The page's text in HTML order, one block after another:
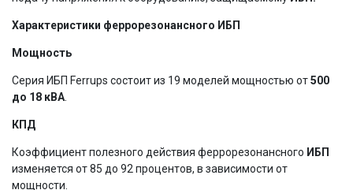
Характеристики феррорезонансного ИБП
Мощность
Серия ИБП Ferrups состоит из 19 моделей мощностью от500
до 18 кВА
КПД
Коэффициент полезного действия феррорезонансного ИБП
изменяется от 85 до 92 процентов, в зависимости от
мощности.